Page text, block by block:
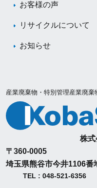
お客様の声
リサイクルについて
お知らせ
産業廃棄物・特別管理産業廃棄
株
〒360-0005
埼玉県熊谷市今井1106番
TEL : 048-521-6356